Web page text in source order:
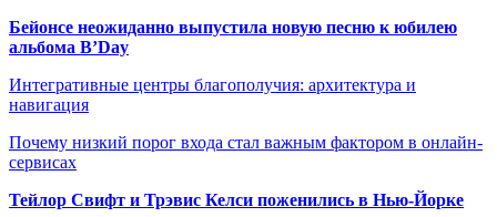
Бейонсе неожиданно выпустила новую песню к юбилею
альбома B’Day
Интегративные центры благополучия: архитектура и
навигация
Почему низкий порог входа стал важным фактором в онлайн-
сервисах
Тейлор Свифт и Трэвис Келси поженились в Нью-Йорке